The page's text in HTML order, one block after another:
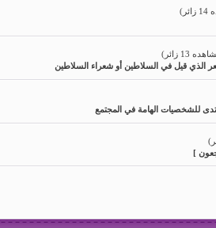
13 زائر)
الذي قيل في السلاطين أو شعراء السلاطين
للشخصيات الهامة في المجتمع
]